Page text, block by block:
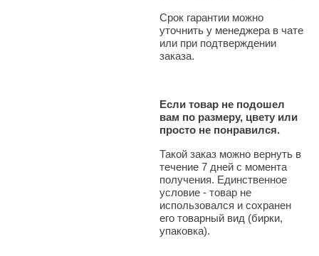
Срок гарантии можно
уточнить у менеджера в чате
или при подтверждении
заказа.
Если товар не подошел
вам по размеру, цвету или
просто не понравился.
Такой заказ можно вернуть в
течение 7 дней с момента
получения. Единственное
условие - товар не
использовался и сохранен
его товарный вид (бирки,
упаковка).